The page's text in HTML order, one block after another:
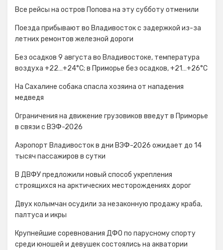
Все рейсы на остров Попова на эту субботу отменили
Поезда прибывают во Владивосток с задержкой из-за
летних ремонтов железной дороги
Без осадков 9 августа во Владивостоке, температура
воздуха +22…+24°C; в Приморье без осадков, +21…+26°C
На Сахалине собака спасла хозяина от нападения
медведя
Ограничения на движение грузовиков введут в Приморье
в связи с ВЭФ-2026
Аэропорт Владивосток в дни ВЭФ-2026 ожидает до 14
тысяч пассажиров в сутки
В ДВФУ предложили новый способ укрепления
строящихся на арктических месторождениях дорог
Двух колымчан осудили за незаконную продажу краба,
палтуса и икры
Крупнейшие соревнования ДФО по парусному спорту
среди юношей и девушек состоялись на акватории